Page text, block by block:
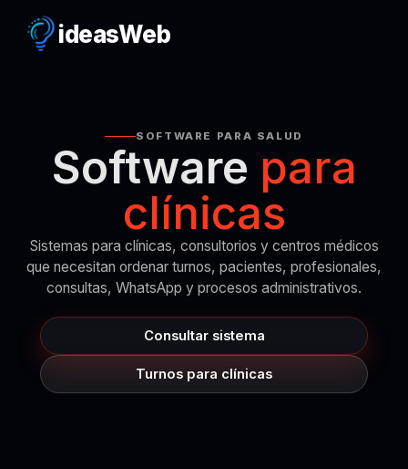
ideasWeb
SOFTWARE PARA SALUD
Software para
clínicas
Sistemas para clínicas, consultorios y centros médicos
que necesitan ordenar turnos, pacientes, profesionales,
consultas, WhatsApp y procesos administrativos.
Consultar sistema
Turnos para clínicas